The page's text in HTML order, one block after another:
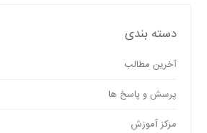
دسته بندی
آخرین مطالب
پرسش و پاسخ ها
مرکز آموزش